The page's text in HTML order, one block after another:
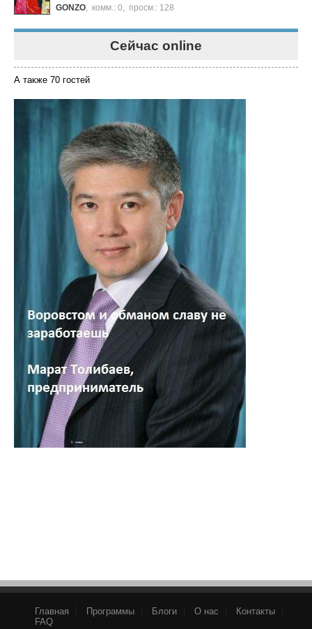
GONZO комм.: 0 просм.: 128
Сейчас online
А также 70 гостей
Главная Программы Блоги О нас
Контакты
FAQ